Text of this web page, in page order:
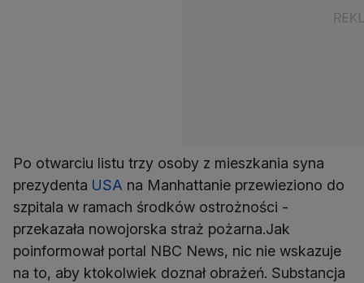
Po otwarciu listu trzy osoby z mieszkania syna
prezydenta USA na Manhattanie przewieziono do
szpitala w ramach środków ostrożności -
przekazała nowojorska straż pożarna.Jak
poinformował portal NBC News, nic nie wskazuje
na to, aby ktokolwiek doznał obrażeń. Substancja